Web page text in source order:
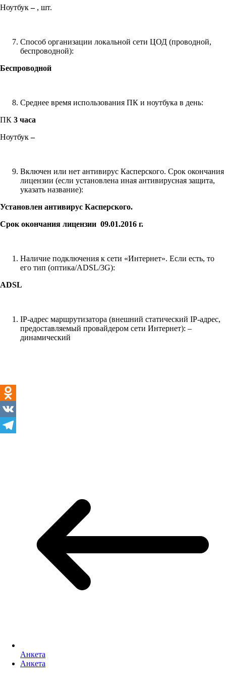
Ноутбук–, шт.
Способ организации локальной сети ЦОД (проводной,
беспроводной):
Беспроводной
Среднее время использования ПК и ноутбука в день:
ПК 3 часа
Ноутбук–
Включен или нет антивирус Касперского. Срок окончания
лицензии (если установлена иная антивирусная защита,
указать название):
Установлен антивирус Касперского.
Срок окончания лицензии 09.01.2016 г.
Наличие подключения к сети «Интернет». Если есть, то
его тип (оптика/ADSL/3G):
ADSL
IP-адрес маршрутизатора (внешний статический IP-адрес,
предоставляемый провайдером сети Интернет): –
динамический
Odnoklassniki
VK
Анкета
Анкета